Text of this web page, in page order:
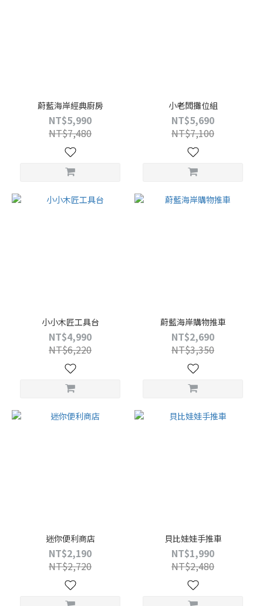
蔚藍海岸經典廚房
NT$5,990
NT$7,480
小老闆攤位組
NT$5,690
NT$7,100
小小木匠工具台
NT$4,990
NT$6,220
蔚藍海岸購物推車
NT$2,690
NT$3,350
迷你便利商店
NT$2,190
NT$2,720
貝比娃娃手推車
NT$1,990
NT$2,480